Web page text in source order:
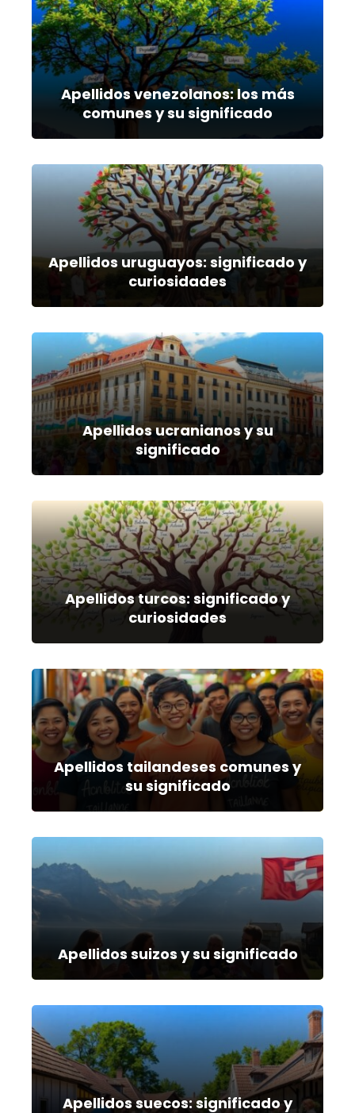
Apellidos venezolanos: los más
comunes y su significado
Apellidos uruguayos: significado y
curiosidades
Apellidos ucranianos y su
significado
Apellidos turcos: significado y
curiosidades
Apellidos tailandeses comunes y
su significado
Apellidos suizos y su significado
Apellidos suecos: significado y